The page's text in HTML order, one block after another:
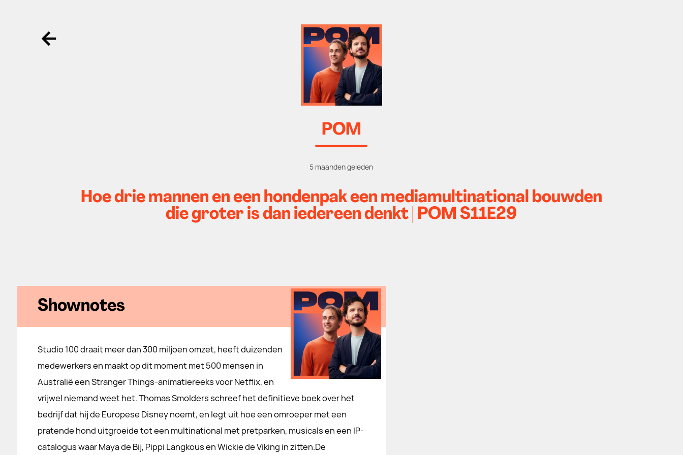
Ga terug
POM
5 maanden geleden
Hoe drie mannen en een hondenpak een mediamultinational bouwden
die groter is dan iedereen denkt | POM S11E29
Shownotes
Studio 100 draait meer dan 300 miljoen omzet, heeft duizenden
medewerkers en maakt op dit moment met 500 mensen in
Australië een Stranger Things-animatiereeks voor Netflix, en
vrijwel niemand weet het. Thomas Smolders schreef het definitieve boek over het
bedrijf dat hij de Europese Disney noemt, en legt uit hoe een omroeper met een
pratende hond uitgroeide tot een multinational met pretparken, musicals en een IP-
catalogus waar Maya de Bij, Pippi Langkous en Wickie de Viking in zitten.De